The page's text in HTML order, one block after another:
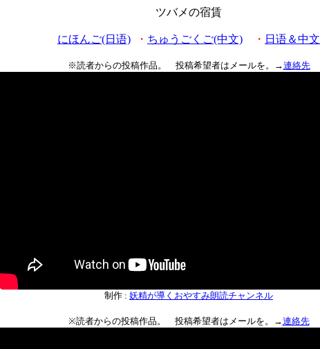
ツバメの宿賃
にほんご(日语) ・ ちゅうごくご(中文) ・ 日语＆中文
※読者からの投稿作品。 投稿希望者はメールを。→連絡先
制作 : 妖精が導くおやすみ朗読チャンネル
※読者からの投稿作品。 投稿希望者はメールを。→連絡先